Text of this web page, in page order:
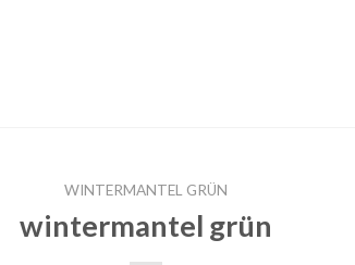
WINTERMANTEL GRÜN
wintermantel grün